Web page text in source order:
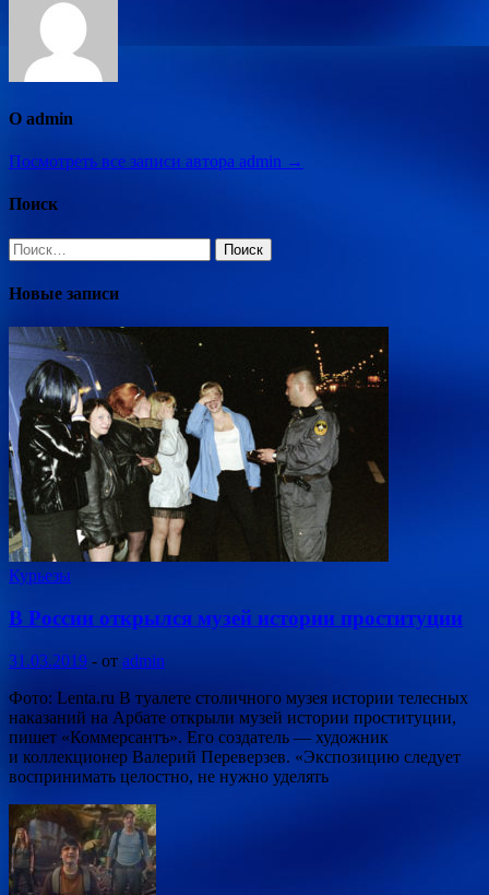
О admin
Посмотреть все записи автора admin →
Поиск
Найти:
Новые записи
Курьезы
В России открылся музей истории проституции
31.03.2019 - от admin
Фото: Lenta.ru В туалете столичного музея истории телесных
наказаний на Арбате открыли музей истории проституции,
пишет «Коммерсантъ». Его создатель — художник
и коллекционер Валерий Переверзев. «Экспозицию следует
воспринимать целостно, не нужно уделять